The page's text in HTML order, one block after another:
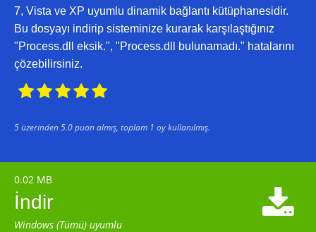
7, Vista ve XP uyumlu dinamik bağlantı kütüphanesidir.
Bu dosyayı indirip sisteminize kurarak karşılaştığınız
"Process.dll eksik.", "Process.dll bulunamadı." hatalarını
çözebilirsiniz.

5üzerinden5.0puan almış, toplam 1 oy kullanılmış.
0.02 MB
İndir
Windows (Tümü) uyumlu
